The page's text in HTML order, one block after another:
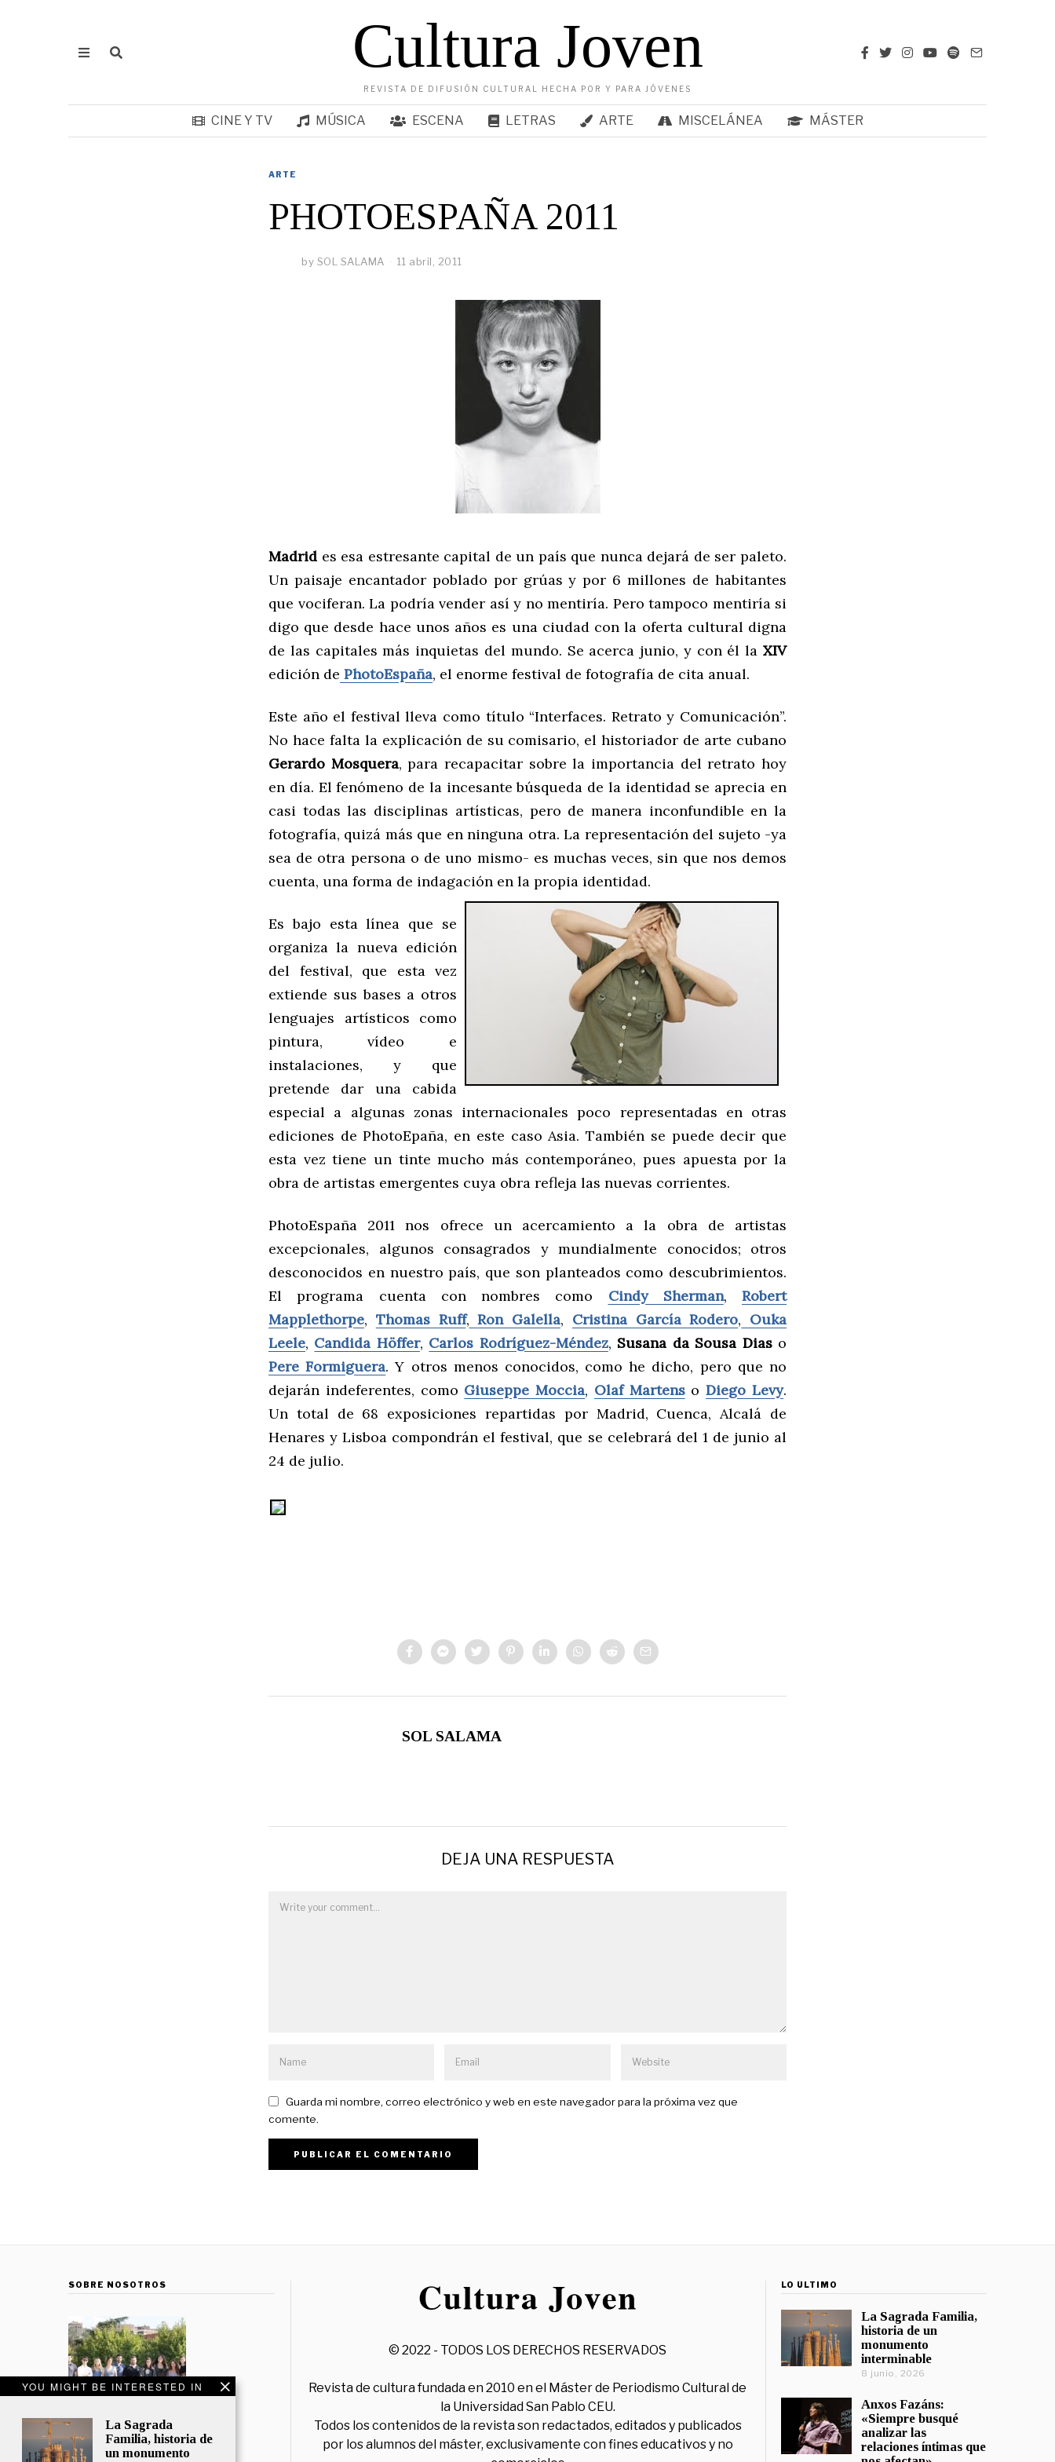
Cultura Joven
REVISTA DE DIFUSIÓN CULTURAL HECHA POR Y PARA JÓVENES
CINE Y TV MÚSICA ESCENA LETRAS ARTE MISCELÁNEA MÁSTER
ARTE
PHOTOESPAÑA 2011
by SOL SALAMA 11 abril, 2011
Madrid es esa estresante capital de un país que nunca dejará de ser paleto.
Un paisaje encantador poblado por grúas y por 6 millones de habitantes
que vociferan. La podría vender así y no mentiría. Pero tampoco mentiría si
digo que desde hace unos años es una ciudad con la oferta cultural digna
de las capitales más inquietas del mundo. Se acerca junio, y con él la XIV
edición de PhotoEspaña, el enorme festival de fotografía de cita anual.
Este año el festival lleva como título “Interfaces. Retrato y Comunicación”.
No hace falta la explicación de su comisario, el historiador de arte cubano
Gerardo Mosquera, para recapacitar sobre la importancia del retrato hoy
en día. El fenómeno de la incesante búsqueda de la identidad se aprecia en
casi todas las disciplinas artísticas, pero de manera inconfundible en la
fotografía, quizá más que en ninguna otra. La representación del sujeto -ya
sea de otra persona o de uno mismo- es muchas veces, sin que nos demos
cuenta, una forma de indagación en la propia identidad.
Es bajo esta línea que se
organiza la nueva edición
del festival, que esta vez
extiende sus bases a otros
lenguajes artísticos como
pintura, vídeo e
instalaciones, y que
pretende dar una cabida
especial a algunas zonas internacionales poco representadas en otras
ediciones de PhotoEpaña, en este caso Asia. También se puede decir que
esta vez tiene un tinte mucho más contemporáneo, pues apuesta por la
obra de artistas emergentes cuya obra refleja las nuevas corrientes.
PhotoEspaña 2011 nos ofrece un acercamiento a la obra de artistas
excepcionales, algunos consagrados y mundialmente conocidos; otros
desconocidos en nuestro país, que son planteados como descubrimientos.
El programa cuenta con nombres como Cindy Sherman, Robert
Mapplethorpe, Thomas Ruff, Ron Galella, Cristina García Rodero, Ouka
Leele, Candida Höffer, Carlos Rodríguez-Méndez, Susana da Sousa Diaso
Pere Formiguera. Y otros menos conocidos, como he dicho, pero que no
dejarán indeferentes, como Giuseppe Moccia, Olaf MartensoDiego Levy.
Un total de 68 exposiciones repartidas por Madrid, Cuenca, Alcalá de
Henares y Lisboa compondrán el festival, que se celebrará del 1 de junio al
24 de julio.
SOL SALAMA
DEJA UNA RESPUESTA
Guarda mi nombre, correo electrónico y web en este navegador para la próxima vez que
comente.
YOU MIGHT BE INTERESTED IN
La Sagrada
Familia, historia de
un monumento
SOBRE NOSOTROS
© 2022 - TODOS LOS DERECHOS RESERVADOS
Revista de cultura fundada en 2010 en el Máster de Periodismo Cultural de
la Universidad San Pablo CEU.
Todos los contenidos de la revista son redactados, editados y publicados
por los alumnos del máster, exclusivamente con fines educativos y no
LO ÚLTIMO
La Sagrada Familia,
historia de un
monumento
interminable
8 junio, 2026
Anxos Fazáns:
«Siempre busqué
analizar las
relaciones íntimas que